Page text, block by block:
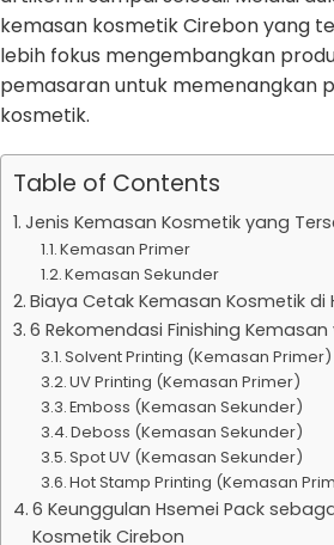
kemasan kosmetik Cirebon yang
lebih fokus mengembangkan
pemasaran untuk memenangkan
kosmetik.
Table of Contents
Jenis Kemasan Kosmetik yang
Kemasan Primer
Kemasan Sekunder
Biaya Cetak Kemasan Kosmetik di
6 Rekomendasi Finishing
Solvent Printing (Kemasan Primer)
UV Printing (Kemasan Primer)
Emboss (Kemasan Sekunder)
Deboss (Kemasan Sekunder)
Spot UV (Kemasan Sekunder)
Hot Stamp Printing (Kemasan
6 Keunggulan Hsemei Pack
Kosmetik Cirebon